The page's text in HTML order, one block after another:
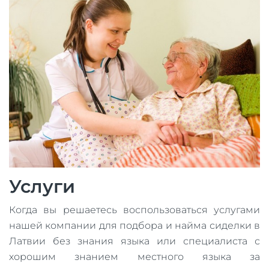
Услуги
Когда вы решаетесь воспользоваться услугами
нашей компании для подбора и найма сиделки в
Латвии без знания языка или специалиста с
хорошим знанием местного языка за